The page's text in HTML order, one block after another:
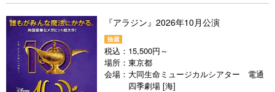
『アラジン』2026年10月公演
税込： 15,500円～
場所： 東京都
会場： 大同生命ミュージカルシアター 電通
四季劇場 [海]